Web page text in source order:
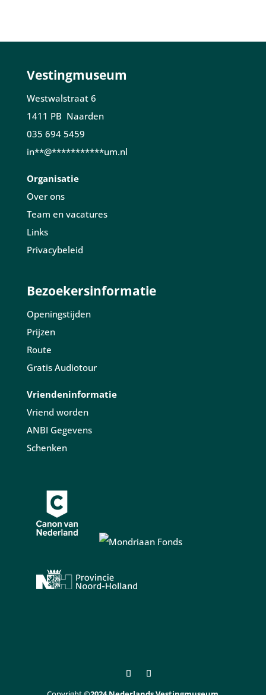
Vestingmuseum
Westwalstraat 6
1411 PB Naarden
035 694 5459
in**@***********um.nl
Organisatie
Over ons
Team en vacatures
Links
Privacybeleid
Bezoekersinformatie
Openingstijden
Prijzen
Route
Gratis Audiotour
Vriendeninformatie
Vriend worden
ANBI Gegevens
Schenken